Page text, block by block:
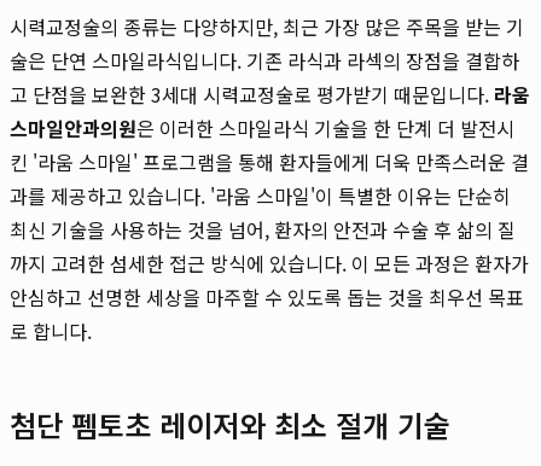
시력교정술의 종류는 다양하지만, 최근 가장 많은 주목을 받는 기
술은 단연 스마일라식입니다. 기존 라식과 라섹의 장점을 결합하
고 단점을 보완한 3세대 시력교정술로 평가받기 때문입니다. 라움
스마일안과의원은 이러한 스마일라식 기술을 한 단계 더 발전시
킨 '라움 스마일' 프로그램을 통해 환자들에게 더욱 만족스러운 결
과를 제공하고 있습니다. '라움 스마일'이 특별한 이유는 단순히
최신 기술을 사용하는 것을 넘어, 환자의 안전과 수술 후 삶의 질
까지 고려한 섬세한 접근 방식에 있습니다. 이 모든 과정은 환자가
안심하고 선명한 세상을 마주할 수 있도록 돕는 것을 최우선 목표
로 합니다.
첨단 펨토초 레이저와 최소 절개 기술